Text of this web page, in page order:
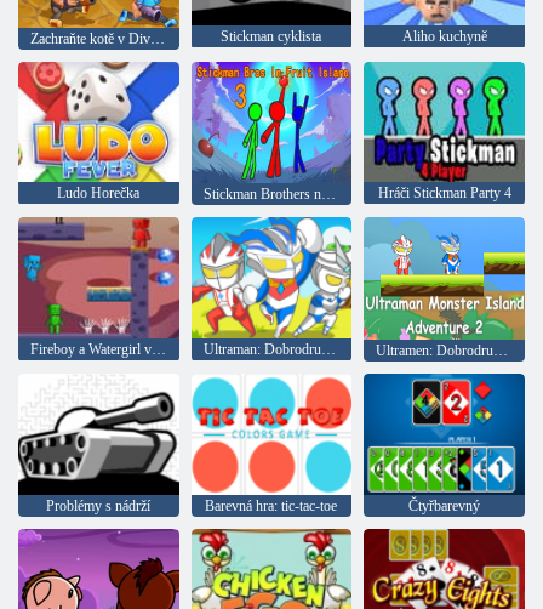
Stickman cyklista Aliho kuchyně
Ludo Horečka Stickman Brothers na Fruit Island 3 Hráči Stickman Party 4
Ultramen: Dobrodružství Monster Island 2
Problémy s nádrží Barevná hra: tic-tac-toe Čtyřbarevný